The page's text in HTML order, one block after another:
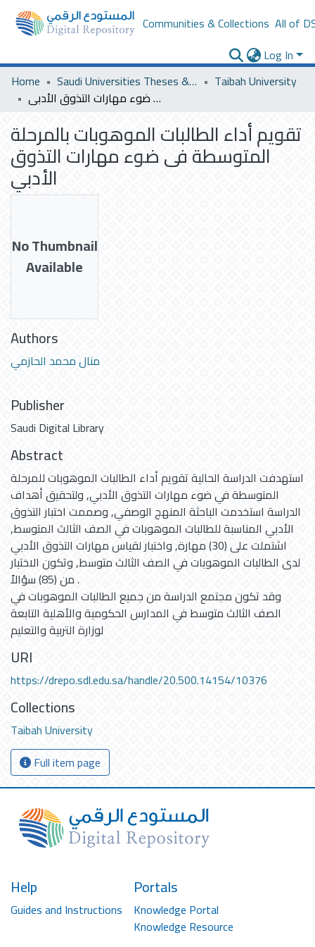
Communities & Collections All of
Log In
Home
Saudi Universities Theses & Dissertations
Taibah University
تقويم أداء الطالبات الموهوبات بالمرحلة المتوسطة فى ضوء مهارات التذوق الأدبي
تقويم أداء الطالبات الموهوبات بالمرحلة
المتوسطة فى ضوء مهارات التذوق
الأدبي
No Thumbnail
Available
Authors
منال محمد الحازمي
Publisher
Saudi Digital Library
Abstract
استهدفت الدراسة الحالية تقويم أداء الطالبات الموهوبات للمرحلة
المتوسطة في ضوء مهارات التذوق الأدبي, ولتحقيق أهداف
الدراسة استخدمت الباحثة المنهج الوصفي, وصممت اختبار التذوق
الأدبي المناسبة للطالبات الموهوبات في الصف الثالث المتوسط,
اشتملت على (30) مهارة, واختبار لقياس مهارات التذوق الأدبي
لدى الطالبات الموهوبات في الصف الثالث متوسط, وتكون الاختبار
من (85) سؤالاً .
وقد تكون مجتمع الدراسة من جميع الطالبات الموهوبات في
الصف الثالث متوسط في المدارس الحكومية والأهلية التابعة
لوزارة التربية والتعليم
URI
https://drepo.sdl.edu.sa/handle/20.500.14154/10376
Collections
Taibah University
Full item page
Help
Guides and Instructions
Portals
Knowledge Portal
Knowledge Resource